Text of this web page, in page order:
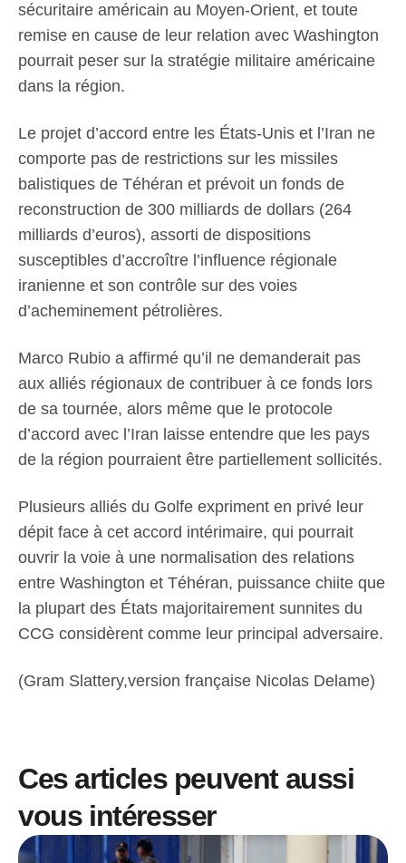
sécuritaire américain au Moyen-Orient, et toute
remise en cause de leur relation avec Washington
pourrait peser sur la stratégie militaire américaine
dans la région.
Le projet d’accord entre les États-Unis et l’Iran ne
comporte pas de restrictions sur les missiles
balistiques de Téhéran et prévoit un fonds de
reconstruction de 300 milliards de dollars (264
milliards d’euros), assorti de dispositions
susceptibles d’accroître l’influence régionale
iranienne et son contrôle sur des voies
d’acheminement pétrolières.
Marco Rubio a affirmé qu’il ne demanderait pas
aux alliés régionaux de contribuer à ce fonds lors
de sa tournée, alors même que le protocole
d’accord avec l’Iran laisse entendre que les pays
de la région pourraient être partiellement sollicités.
Plusieurs alliés du Golfe expriment en privé leur
dépit face à cet accord intérimaire, qui pourrait
ouvrir la voie à une normalisation des relations
entre Washington et Téhéran, puissance chiite que
la plupart des États majoritairement sunnites du
CCG considèrent comme leur principal adversaire.
(Gram Slattery,version française Nicolas Delame)
Ces articles peuvent aussi
vous intéresser